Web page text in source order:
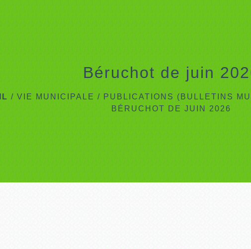
Béruchot de juin
/ VIE MUNICIPALE/ PUBLICATIONS (BULLETINS
BÉRUCHOT DE JUIN 2026